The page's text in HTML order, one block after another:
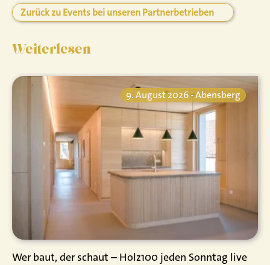
Zurück zu Events bei unseren Partnerbetrieben
Weiterlesen
9. August 2026 - Abensberg
Wer baut, der schaut – Holz100 jeden Sonntag live